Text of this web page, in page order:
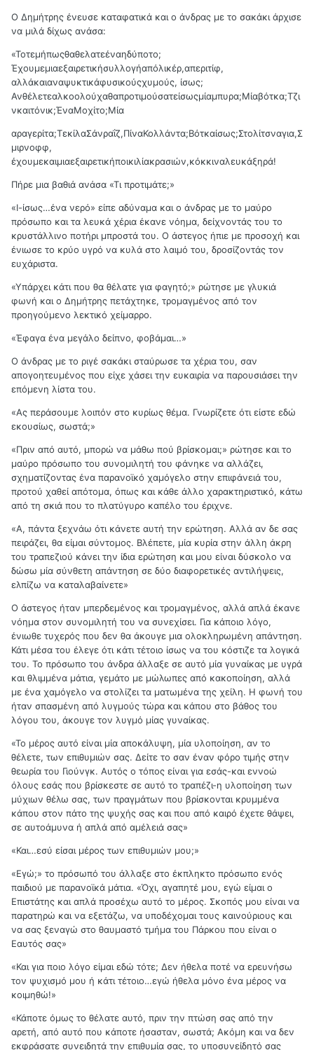
Ο Δημήτρης ένευσε καταφατικά και ο άνδρας με το σακάκι άρχισε
να μιλά δίχως ανάσα:
«Τοτεμήπωςθαθελατεέναηδύποτο;
Έχουμεμιαεξαιρετικήσυλλογήαπόλικέρ,απεριτίφ,
αλλάκαιαναψυκτικάφυσικούςχυμούς, ίσως;
Ανθέλετεαλκοολούχαθαπροτιμούσατείσωςμίαμπυρα;Μίαβότκα;Τζι
νκαιτόνικ;ΈναΜοχίτο;Μία
αραγερίτα;ΤεκίλαΣάνραΐζ,ΠίναΚολλάντα;Βότκαίσως;Στολίτσναγια,Σ
μιρνοφφ,
έχουμεκαιμιαεξαιρετικήποικιλίακρασιών,κόκκιναλευκάξηρά!
Πήρε μια βαθιά ανάσα «Τι προτιμάτε;»
«Ι-ίσως…ένα νερό» είπε αδύναμα και ο άνδρας με το μαύρο
πρόσωπο και τα λευκά χέρια έκανε νόημα, δείχνοντάς του το
κρυστάλλινο ποτήρι μπροστά του. Ο άστεγος ήπιε με προσοχή και
ένιωσε το κρύο υγρό να κυλά στο λαιμό του, δροσίζοντάς τον
ευχάριστα.
«Υπάρχει κάτι που θα θέλατε για φαγητό;» ρώτησε με γλυκιά
φωνή και ο Δημήτρης πετάχτηκε, τρομαγμένος από τον
προηγούμενο λεκτικό χείμαρρο.
«Έφαγα ένα μεγάλο δείπνο, φοβάμαι…»
Ο άνδρας με το ριγέ σακάκι σταύρωσε τα χέρια του, σαν
απογοητευμένος που είχε χάσει την ευκαιρία να παρουσιάσει την
επόμενη λίστα του.
«Ας περάσουμε λοιπόν στο κυρίως θέμα. Γνωρίζετε ότι είστε εδώ
εκουσίως, σωστά;»
«Πριν από αυτό, μπορώ να μάθω πού βρίσκομαι;» ρώτησε και το
μαύρο πρόσωπο του συνομιλητή του φάνηκε να αλλάζει,
σχηματίζοντας ένα παρανοϊκό χαμόγελο στην επιφάνειά του,
προτού χαθεί απότομα, όπως και κάθε άλλο χαρακτηριστικό, κάτω
από τη σκιά που το πλατύγυρο καπέλο του έριχνε.
«Α, πάντα ξεχνάω ότι κάνετε αυτή την ερώτηση. Αλλά αν δε σας
πειράζει, θα είμαι σύντομος. Βλέπετε, μία κυρία στην άλλη άκρη
του τραπεζιού κάνει την ίδια ερώτηση και μου είναι δύσκολο να
δώσω μία σύνθετη απάντηση σε δύο διαφορετικές αντιλήψεις,
ελπίζω να καταλαβαίνετε»
Ο άστεγος ήταν μπερδεμένος και τρομαγμένος, αλλά απλά έκανε
νόημα στον συνομιλητή του να συνεχίσει. Για κάποιο λόγο,
ένιωθε τυχερός που δεν θα άκουγε μια ολοκληρωμένη απάντηση.
Κάτι μέσα του έλεγε ότι κάτι τέτοιο ίσως να του κόστιζε τα λογικά
του. Το πρόσωπο του άνδρα άλλαξε σε αυτό μία γυναίκας με υγρά
και θλιμμένα μάτια, γεμάτο με μώλωπες από κακοποίηση, αλλά
με ένα χαμόγελο να στολίζει τα ματωμένα της χείλη. Η φωνή του
ήταν σπασμένη από λυγμούς τώρα και κάπου στο βάθος του
λόγου του, άκουγε τον λυγμό μίας γυναίκας.
«Το μέρος αυτό είναι μία αποκάλυψη, μία υλοποίηση, αν το
θέλετε, των επιθυμιών σας. Δείτε το σαν έναν φόρο τιμής στην
θεωρία του Γιούνγκ. Αυτός ο τόπος είναι για εσάς-και εννοώ
όλους εσάς που βρίσκεστε σε αυτό το τραπέζι-η υλοποίηση των
μύχιων θέλω σας, των πραγμάτων που βρίσκονται κρυμμένα
κάπου στον πάτο της ψυχής σας και που από καιρό έχετε θάψει,
σε αυτοάμυνα ή απλά από αμέλειά σας»
«Και…εσύ είσαι μέρος των επιθυμιών μου;»
«Εγώ;» το πρόσωπό του άλλαξε στο έκπληκτο πρόσωπο ενός
παιδιού με παρανοϊκά μάτια. «Όχι, αγαπητέ μου, εγώ είμαι ο
Επιστάτης και απλά προσέχω αυτό το μέρος. Σκοπός μου είναι να
παρατηρώ και να εξετάζω, να υποδέχομαι τους καινούριους και
να σας ξεναγώ στο θαυμαστό τμήμα του Πάρκου που είναι ο
Εαυτός σας»
«Και για ποιο λόγο είμαι εδώ τότε; Δεν ήθελα ποτέ να ερευνήσω
τον ψυχισμό μου ή κάτι τέτοιο…εγώ ήθελα μόνο ένα μέρος να
κοιμηθώ!»
«Κάποτε όμως το θέλατε αυτό, πριν την πτώση σας από την
αρετή, από αυτό που κάποτε ήσασταν, σωστά; Ακόμη και να δεν
εκφράσατε συνειδητά την επιθυμία σας, το υποσυνείδητό σας